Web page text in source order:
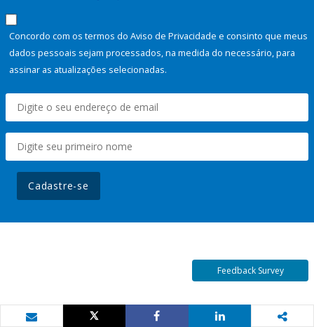
Concordo com os termos do Aviso de Privacidade e consinto que meus
dados pessoais sejam processados, na medida do necessário, para
assinar as atualizações selecionadas.
Cadastre-se
Feedback Survey